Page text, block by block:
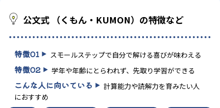
公文式 （くもん・KUMON）の特徴など
特徴01 スモールステップで自分で解ける喜びが味わえる
特徴02 学年や年齢にとらわれず、先取り学習ができる
こんな人に向いている
計算能力や読解力を育みたい人
におすすめ